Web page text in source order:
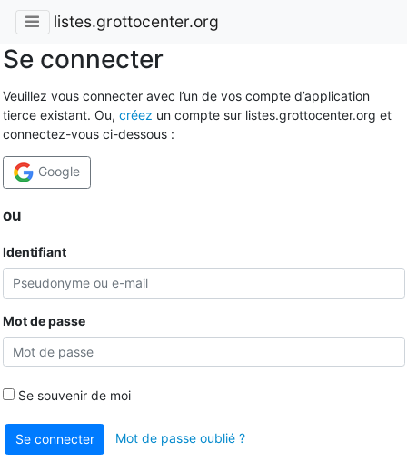
listes.grottocenter.org
Se connecter
Veuillez vous connecter avec l’un de vos compte d’application
tierce existant. Ou, créez un compte sur listes.grottocenter.org et
connectez-vous ci-dessous :
Google
ou
Identifiant
Mot de passe
Se souvenir de moi
Se connecter Mot de passe oublié ?